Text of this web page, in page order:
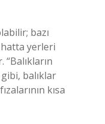
bazı
hatta yerleri
balıklar
kısa